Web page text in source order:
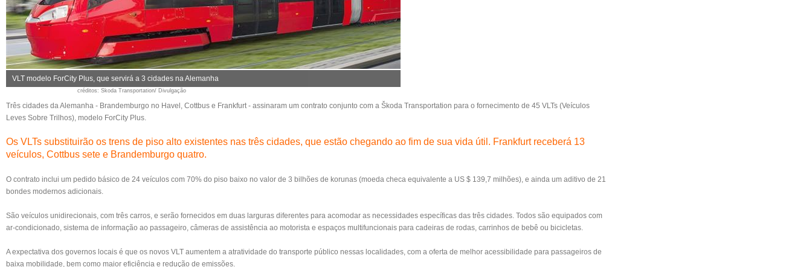
VLT modelo ForCity Plus, que servirá a 3 cidades na Alemanha
créditos: Skoda Transportation/ Divulgação
Três cidades da Alemanha - Brandemburgo no Havel, Cottbus e Frankfurt - assinaram um contrato conjunto com a Škoda Transportation para o fornecimento de 45 VLTs (Veículos
Leves Sobre Trilhos), modelo ForCity Plus.
Os VLTs substituirão os trens de piso alto existentes nas três cidades, que estão chegando ao fim de sua vida útil. Frankfurt receberá 13
veículos, Cottbus sete e Brandemburgo quatro.
O contrato inclui um pedido básico de 24 veículos com 70% do piso baixo no valor de 3 bilhões de korunas (moeda checa equivalente a US $ 139,7 milhões), e ainda um aditivo de 21
bondes modernos adicionais.
São veículos unidirecionais, com três carros, e serão fornecidos em duas larguras diferentes para acomodar as necessidades específicas das três cidades. Todos são equipados com
ar-condicionado, sistema de informação ao passageiro, câmeras de assistência ao motorista e espaços multifuncionais para cadeiras de rodas, carrinhos de bebê ou bicicletas.
A expectativa dos governos locais é que os novos VLT aumentem a atratividade do transporte público nessas localidades, com a oferta de melhor acessibilidade para passageiros de
baixa mobilidade, bem como maior eficiência e redução de emissões.